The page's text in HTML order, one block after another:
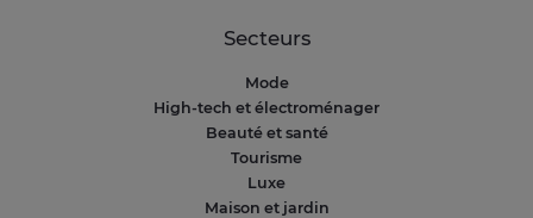
Secteurs
Mode
High-tech et électroménager
Beauté et santé
Tourisme
Luxe
Maison et jardin